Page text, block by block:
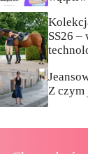
SS26 –
Z czym